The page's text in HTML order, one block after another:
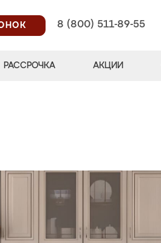
8 (800) 511-89-55
РАССРОЧКА АКЦИИ